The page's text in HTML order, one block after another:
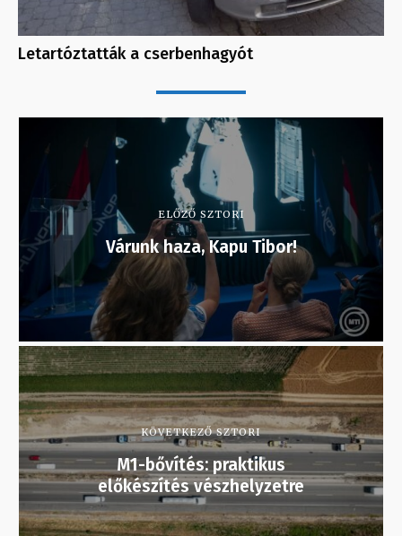
Letartóztatták a cserbenhagyót
ELŐZŐ SZTORI
Várunk haza, Kapu Tibor!
KÖVETKEZŐ SZTORI
M1-bővítés: praktikus
előkészítés vészhelyzetre